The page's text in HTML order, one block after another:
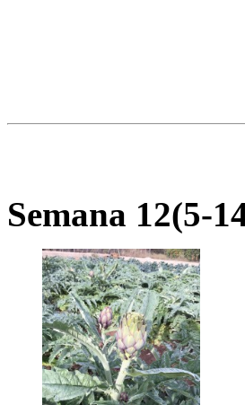
Semana 12(5-